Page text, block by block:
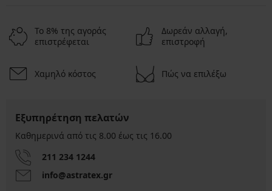
Το 8% της αγοράς
επιστρέφεται
Δωρεάν αλλαγή,
επιστροφή
Χαμηλό κόστος Πώς να επιλέξω
Εξυπηρέτηση πελατών
Καθημερινά από τις 8.00 έως τις 16.00
211 234 1244
info@astratex.gr